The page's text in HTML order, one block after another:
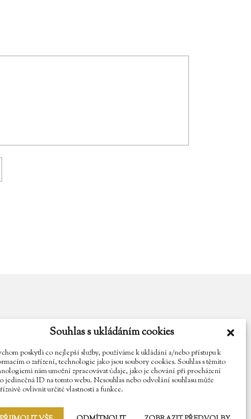
Souhlas s ukládáním cookies
poskytli co nejlepší služby, používáme k ukládání a/nebo přístupu k
o zařízení, technologie jako jsou soubory cookies. Souhlas s těmito
nám umožní zpracovávat údaje, jako je chování při procházení
jedinečná ID na tomto webu. Nesouhlas nebo odvolání souhlasu může
ovlivnit určité vlastnosti a funkce.
Najdete nás na Facebooku
Sledujte náš Instagram